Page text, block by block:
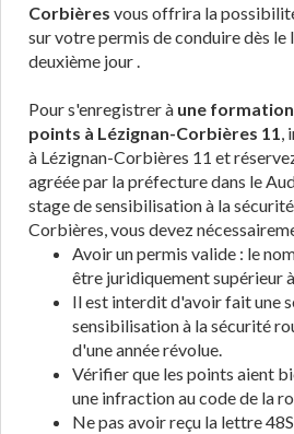
Corbières vous offrira la
sur votre permis de conduire dès le
deuxième jour .
Pour s'enregistrer à une
points à Lézignan-Corbières 11,
à Lézignan-Corbières 11 et
agréée par la préfecture dans le
stage de sensibilisation à la
Corbières, vous devez
Avoir un permis valide : le
être juridiquement supérieur
Il est interdit d'avoir fait une
sensibilisation à la sécurité
d'une année révolue.
Vérifier que les points aient
une infraction au code de la
Ne pas avoir reçu la lettre